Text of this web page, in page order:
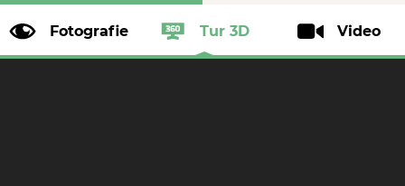
Fotografie Tur 3D Video